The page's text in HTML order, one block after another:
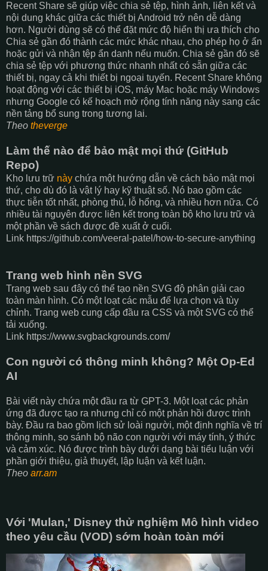
Recent Share sẽ giúp việc chia sẻ tệp, hình ảnh, liên kết và
nội dung khác giữa các thiết bị Android trở nên dễ dàng
hơn. Người dùng sẽ có thể đặt mức độ hiển thị ưa thích cho
Chia sẻ gần đó thành các mức khác nhau, cho phép họ ở ẩn
hoặc gửi và nhận tệp ẩn danh nếu muốn. Chia sẻ gần đó sẽ
chia sẻ tệp với phương thức nhanh nhất có sẵn giữa các
thiết bị, ngay cả khi thiết bị ngoại tuyến. Recent Share không
hoạt động với các thiết bị iOS, máy Mac hoặc máy Windows
nhưng Google có kế hoạch mở rộng tính năng này sang các
nền tảng bổ sung trong tương lai.
Theo theverge
Làm thế nào để bảo mật mọi thứ (GitHub
Repo)
Kho lưu trữ này chứa một hướng dẫn về cách bảo mật mọi
thứ, cho dù đó là vật lý hay kỹ thuật số. Nó bao gồm các
thực tiễn tốt nhất, phòng thủ, lỗ hổng, và nhiều hơn nữa. Có
nhiều tài nguyên được liên kết trong toàn bộ kho lưu trữ và
một phần về sách được đề xuất ở cuối.
Link https://github.com/veeral-patel/how-to-secure-anything
Trang web hình nền SVG
Trang web sau đây có thể tạo nền SVG độ phân giải cao
toàn màn hình. Có một loạt các mẫu để lựa chọn và tùy
chỉnh. Trang web cung cấp đầu ra CSS và một SVG có thể
tải xuống.
Link https://www.svgbackgrounds.com/
Con người có thông minh không? Một Op-Ed
AI
Bài viết này chứa một đầu ra từ GPT-3. Một loạt các phản
ứng đã được tạo ra nhưng chỉ có một phản hồi được trình
bày. Đầu ra bao gồm lịch sử loài người, một định nghĩa về trí
thông minh, so sánh bộ não con người với máy tính, ý thức
và cảm xúc. Nó được trình bày dưới dạng bài tiểu luận với
phần giới thiệu, giả thuyết, lập luận và kết luận.
Theo arr.am
Với 'Mulan,' Disney thử nghiệm Mô hình video
theo yêu cầu (VOD) sớm hoàn toàn mới